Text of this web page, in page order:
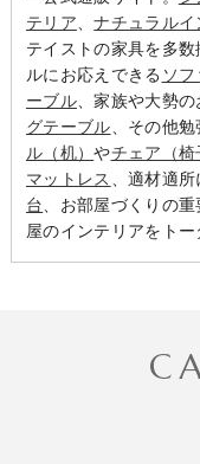
テリア 、ナチュラルイ
テイストの家具を多
ルにお応えできる ソフ
ーブル、家族や大勢の
グテーブル 、その他
ル（机）やチェア（椅
マットレス
、適材適
台 、お部屋づくりの
屋のインテリアをトー